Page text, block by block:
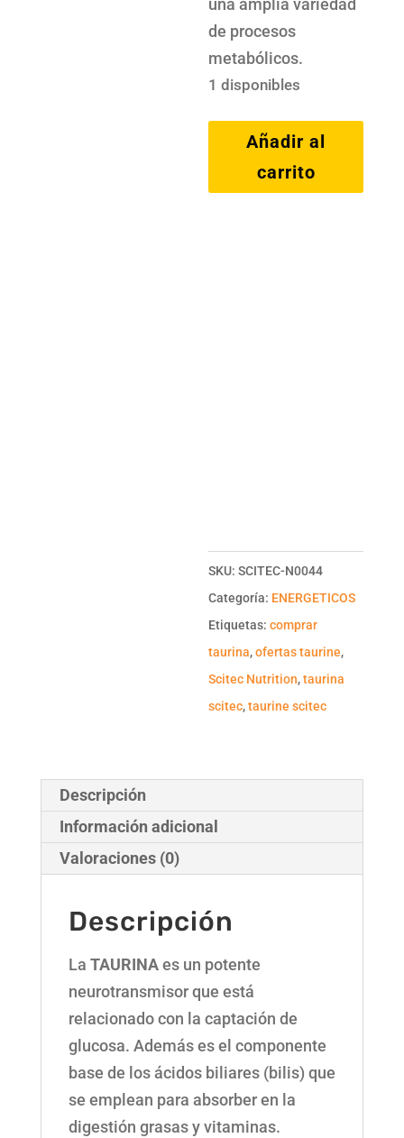
una amplia variedad
de procesos
metabólicos.
1 disponibles
Taurine
Caps
Añadir al
carrito
SKU:SCITEC-N0044
Categoría: ENERGETICOS
Etiquetas:comprar
taurina,ofertas taurine,
Scitec Nutrition,taurina
scitec,taurine scitec
Descripción
Información adicional
Valoraciones (0)
Descripción
La TAURINAes un potente
neurotransmisor que está
relacionado con la captación de
glucosa. Además es el componente
base de los ácidos biliares (bilis) que
se emplean para absorber en la
digestión grasas y vitaminas.